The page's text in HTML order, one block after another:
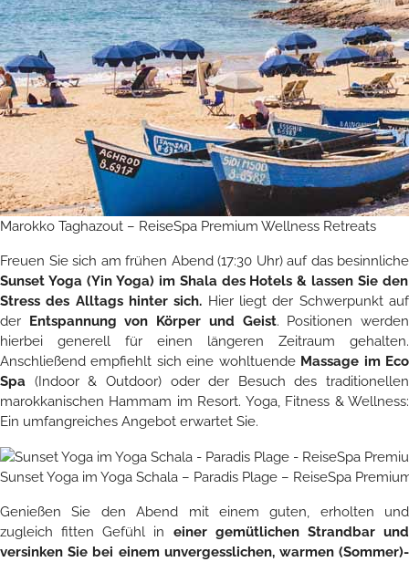
Marokko Taghazout – ReiseSpa Premium Wellness Retreats
Freuen Sie sich am frühen Abend (17:30 Uhr) auf das besinnliche
Sunset Yoga (Yin Yoga) im Shala des Hotels & lassen Sie den
Stress des Alltags hinter sich. Hier liegt der Schwerpunkt auf
der Entspannung von Körper und Geist. Positionen werden
hierbei generell für einen längeren Zeitraum gehalten.
Anschließend empfiehlt sich eine wohltuendeMassage im Eco
Spa (Indoor & Outdoor) oder der Besuch des traditionellen
marokkanischen Hammam im Resort. Yoga, Fitness & Wellness:
Ein umfangreiches Angebot erwartet Sie.
Sunset Yoga im Yoga Schala – Paradis Plage – ReiseSpa
Genießen Sie den Abend mit einem guten, erholten und
zugleich fitten Gefühl in einer gemütlichen Strandbar und
versinken Sie bei einem unvergesslichen, warmen (Sommer)-